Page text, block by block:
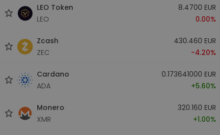
LEO Token
LEO
8.4700 EUR
0.00%
Zcash
ZEC
430.460 EUR
-4.20%
Cardano
ADA
0.173641000 EUR
+5.60%
Monero
XMR
320.160 EUR
+1.00%